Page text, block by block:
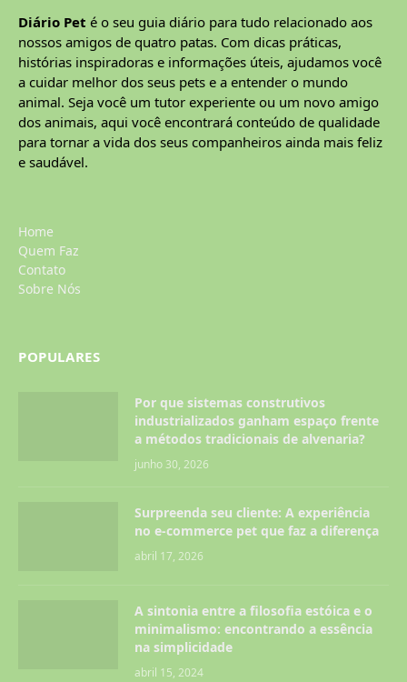
Diário Pet é o seu guia diário para tudo relacionado aos
nossos amigos de quatro patas. Com dicas práticas,
histórias inspiradoras e informações úteis, ajudamos você
a cuidar melhor dos seus pets e a entender o mundo
animal. Seja você um tutor experiente ou um novo amigo
dos animais, aqui você encontrará conteúdo de qualidade
para tornar a vida dos seus companheiros ainda mais feliz
e saudável.
Home
Quem Faz
Contato
Sobre Nós
POPULARES
Por que sistemas construtivos
industrializados ganham espaço frente
a métodos tradicionais de alvenaria?
junho 30, 2026
Surpreenda seu cliente: A experiência
no e-commerce pet que faz a diferença
abril 17, 2026
A sintonia entre a filosofia estóica e o
minimalismo: encontrando a essência
na simplicidade
abril 15, 2024